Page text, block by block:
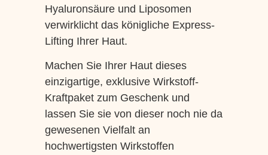
Hyaluronsäure und Liposomen
verwirklicht das königliche Express-
Lifting Ihrer Haut.
Machen Sie Ihrer Haut dieses
einzigartige, exklusive Wirkstoff-
Kraftpaket zum Geschenk und
lassen Sie sie von dieser noch nie da
gewesenen Vielfalt an
hochwertigsten Wirkstoffen